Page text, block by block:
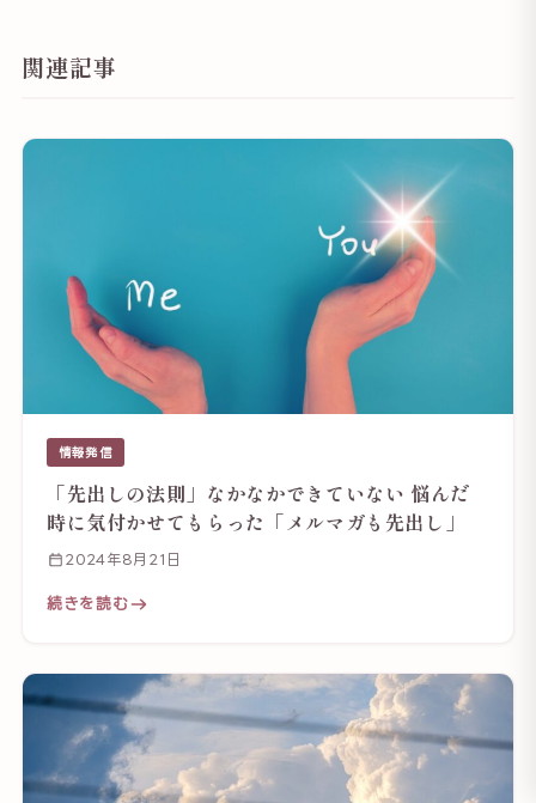
関連記事
情報発信
「先出しの法則」なかなかできていない 悩んだ
時に気付かせてもらった「メルマガも先出し」
2024年8月21日
続きを読む